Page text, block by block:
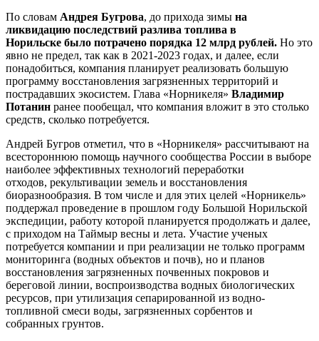
По словам Андрея Бугрова, до прихода зимы на
ликвидацию последствий разлива топлива в
Норильске было потрачено порядка 12 млрд рублей. Но это
явно не предел, так как в 2021-2023 годах, и далее, если
понадобиться, компания планирует реализовать большую
программу восстановления загрязненных территорий и
пострадавших экосистем. Глава «Норникеля» Владимир
Потанин ранее пообещал, что компания вложит в это столько
средств, сколько потребуется.
Андрей Бугров отметил, что в «Норникеля» рассчитывают на
всестороннюю помощь научного сообщества России в выборе
наиболее эффективных технологий переработки
отходов, рекультивации земель и восстановления
биоразнообразия. В том числе и для этих целей «Норникель»
поддержал проведение в прошлом году Большой Норильской
экспедиции, работу которой планируется продолжать и далее,
с приходом на Таймыр весны и лета. Участие ученых
потребуется компании и при реализации не только программ
мониторинга (водных объектов и почв), но и планов
восстановления загрязненных почвенных покровов и
береговой линии, воспроизводства водных биологических
ресурсов, при утилизация сепарированной из водно-
топливной смеси воды, загрязненных сорбентов и
собранных грунтов.